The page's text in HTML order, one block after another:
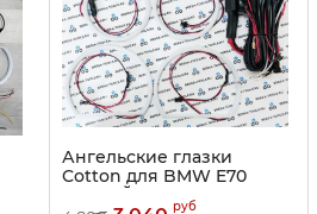
Ангельские глазки
Cotton для BMW E70
(БЕЛЫЙ)
руб